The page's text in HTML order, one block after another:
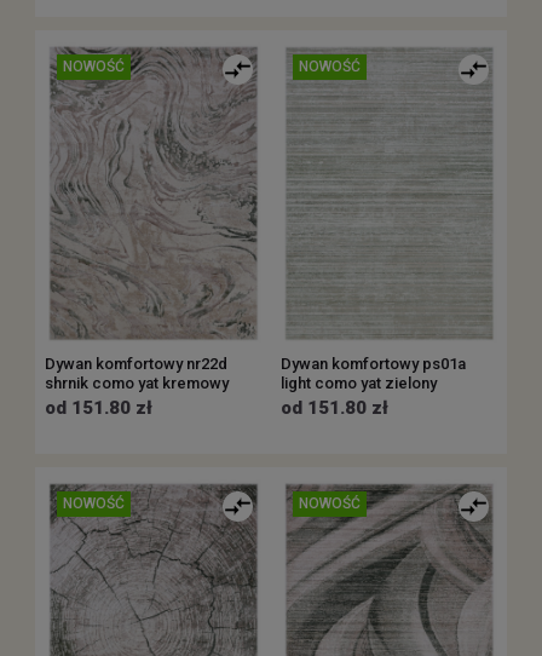
NOWOŚĆ
Dywan komfortowy nr22d
shrnik como yat kremowy
od 151.80 zł
NOWOŚĆ
Dywan komfortowy ps01a
light como yat zielony
od 151.80 zł
NOWOŚĆ NOWOŚĆ